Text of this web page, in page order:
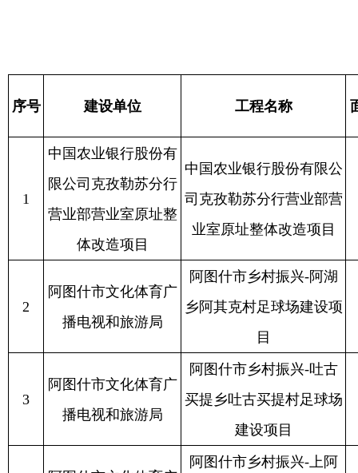
体改造项目
阿图什市文化体育广
播电视和旅游局
阿图什市乡村振兴-阿湖
3
阿图什市文化体育广
播电视和旅游局
阿图什市乡村振兴-吐古
买提乡吐古买提村足球场
建设项目
3269
播电视和旅游局
阿图什市乡村振兴-上阿
图什镇衣克萨克村足球场
建设项目
3133
中国农业银行股份有限公
司克孜勒苏分行营业办公
楼外墙维修工程项目
1697.17